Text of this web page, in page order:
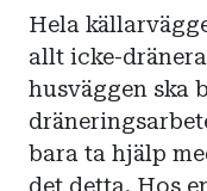
Hela
allt icke-
husväggen ska
bara ta hjälp
det detta. Hos